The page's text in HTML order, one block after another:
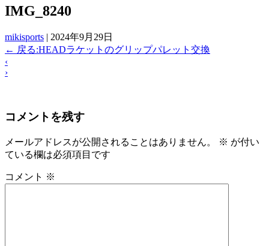
IMG_8240
mikisports | 2024年9月29日
← 戻る:HEADラケットのグリップパレット交換
‹
›
コメントを残す
メールアドレスが公開されることはありません。 ※ が付い
ている欄は必須項目です
コメント ※